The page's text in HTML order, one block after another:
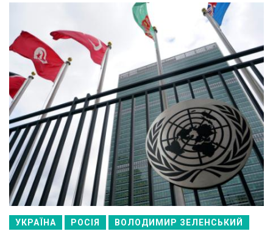
УКРАЇНА РОСІЯ ВОЛОДИМИР ЗЕЛЕНСЬКИЙ